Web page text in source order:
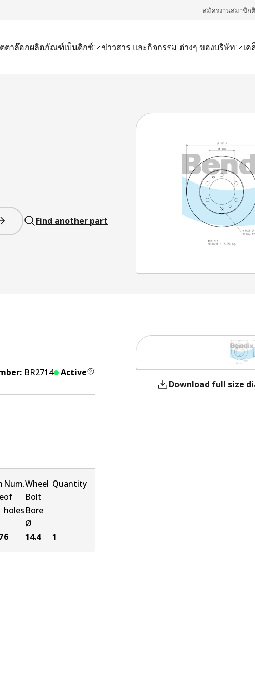
สมัครงานสมาชิก
ตาล๊อกผลิตภัณฑ์เบ็นดิกซ์ ข่าวสาร และกิจกรรม ต่างๆ ของบริษัท เ
Find another part
BR2714 Active
Num.
of
holes
6
Wheel
Bolt
Bore
Ø
14.4
Quantity
1
Download full size